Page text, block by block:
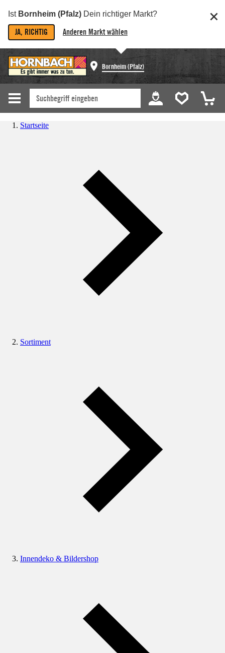
Ist Bornheim (Pfalz) Dein richtiger Markt?
JA, RICHTIG Anderen Markt wählen
Bornheim (Pfalz)
Startseite
Sortiment
Innendeko & Bildershop